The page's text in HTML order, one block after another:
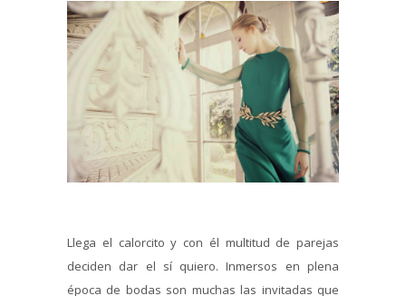
Llega el calorcito y con él multitud de parejas
deciden dar el sí quiero. Inmersos en plena
época de bodas son muchas las invitadas que